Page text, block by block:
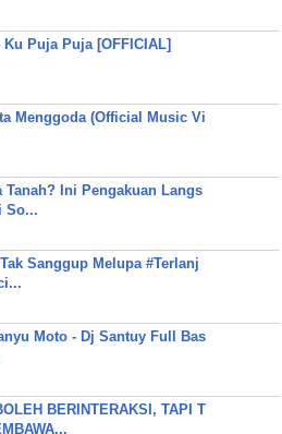
Puja Puja [OFFICIAL]
Menggoda (Official Music Vi
Tanah? Ini Pengakuan Langs
So...
Sanggup Melupa #Terlanj
Moto - Dj Santuy Full Bas
BERINTERAKSI, TAPI T